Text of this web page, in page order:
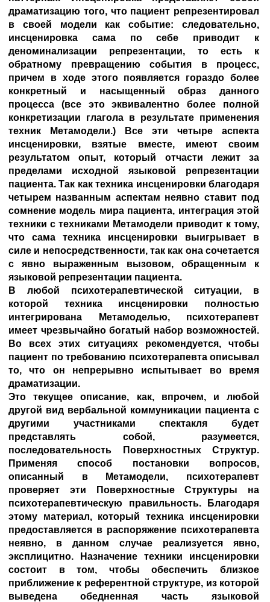
драматизацию того, что пациент репрезентировал
в своей модели как событие: следовательно,
инсценировка сама по себе приводит к
деноминализации репрезентации, то есть к
обратному превращению события в процесс,
причем в ходе этого появляется гораздо более
конкретный и насыщенный образ данного
процесса (все это эквивалентно более полной
конкретизации глагола в результате применения
техник Метамодели.) Все эти четыре аспекта
инсценировки, взятые вместе, имеют своим
результатом опыт, который отчасти лежит за
пределами исходной языковой репрезентации
пациента. Так как техника инсценировки благодаря
четырем названным аспектам неявно ставит под
сомнение модель мира пациента, интеграция этой
техники с техниками Метамодели приводит к тому,
что сама техника инсценировки выигрывает в
силе и непосредственности, так как она сочетается
с явно выраженным вызовом, обращенным к
языковой репрезентации пациента.
В любой психотерапевтической ситуации, в
которой техника инсценировки полностью
интегрирована Метамоделью, психотерапевт
имеет чрезвычайно богатый набор возможностей.
Во всех этих ситуациях рекомендуется, чтобы
пациент по требованию психотерапевта описывал
то, что он непрерывно испытывает во время
драматизации.
Это текущее описание, как, впрочем, и любой
другой вид вербальной коммуникации пациента с
другими участниками спектакля будет
представлять собой, разумеется,
последовательность Поверхностных Структур.
Применяя способ постановки вопросов,
описанный в Метамодели, психотерапевт
проверяет эти Поверхностные Структуры на
психотерапевтическую правильность. Благодаря
этому материал, который техника инсценировки
предоставляется в распоряжение психотерапевта
неявно, в данном случае реализуется явно,
эксплицитно. Назначение техники инсценировки
состоит в том, чтобы обеспечить близкое
приближение к референтной структуре, из которой
выведена обедненная часть языковой